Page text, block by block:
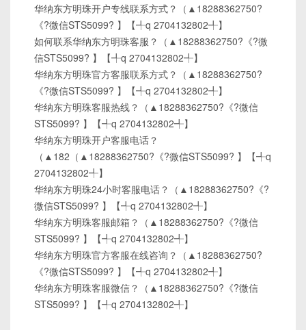
华纳东方明珠开户专线联系方式？（▲18288362750?
《?微信STS5099? 】【╃q 2704132802╃】
如何联系华纳东方明珠客服？（▲18288362750?《?微
信STS5099? 】【╃q 2704132802╃】
华纳东方明珠官方客服联系方式？（▲18288362750?
《?微信STS5099? 】【╃q 2704132802╃】
华纳东方明珠客服热线？（▲18288362750?《?微信
STS5099? 】【╃q 2704132802╃】
华纳东方明珠开户客服电话？
（▲182（▲18288362750?《?微信STS5099? 】【╃q
2704132802╃】
华纳东方明珠24小时客服电话？（▲18288362750?《?
微信STS5099? 】【╃q 2704132802╃】
华纳东方明珠客服邮箱？（▲18288362750?《?微信
STS5099? 】【╃q 2704132802╃】
华纳东方明珠官方客服在线咨询？（▲18288362750?
《?微信STS5099? 】【╃q 2704132802╃】
华纳东方明珠客服微信？（▲18288362750?《?微信
STS5099? 】【╃q 2704132802╃】